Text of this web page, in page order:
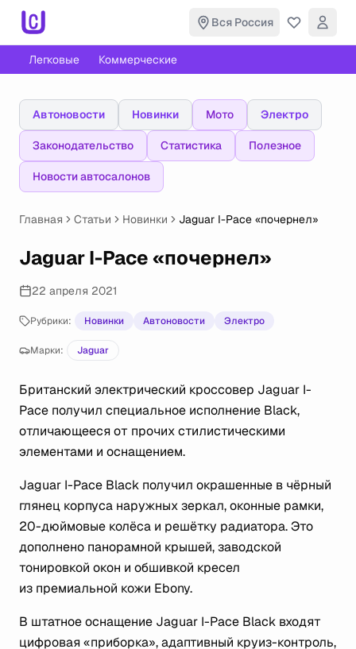
Вся Россия
Легковые Коммерческие
Автоновости Новинки Мото Электро
Законодательство Статистика Полезное
Новости автосалонов
Главная Статьи Новинки Jaguar I-Pace «почернел»
Jaguar I-Pace «почернел»
22 апреля 2021
Рубрики: Новинки Автоновости Электро
Марки: Jaguar
Британский электрический кроссовер Jaguar I-
Pace получил специальное исполнение Black,
отличающееся от прочих стилистическими
элементами и оснащением.
Jaguar I-Pace Black получил окрашенные в чёрный
глянец корпуса наружных зеркал, оконные рамки,
20-дюймовые колёса и решётку радиатора. Это
дополнено панорамной крышей, заводской
тонировкой окон и обшивкой кресел
из премиальной кожи Ebony.
В штатное оснащение Jaguar I-Pace Black входят
цифровая «приборка», адаптивный круиз-контроль,